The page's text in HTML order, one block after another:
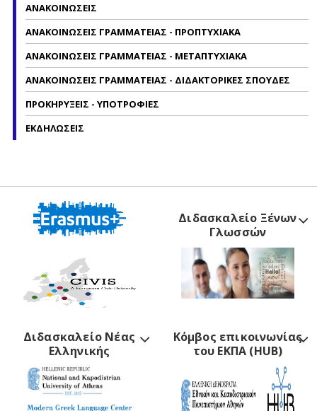
ΑΝΑΚΟΙΝΩΣΕΙΣ
ΑΝΑΚΟΙΝΩΣΕΙΣ ΓΡΑΜΜΑΤΕΙΑΣ - ΠΡΟΠΤΥΧΙΑΚΑ
ΑΝΑΚΟΙΝΩΣΕΙΣ ΓΡΑΜΜΑΤΕΙΑΣ - ΜΕΤΑΠΤΥΧΙΑΚΑ
ΑΝΑΚΟΙΝΩΣΕΙΣ ΓΡΑΜΜΑΤΕΙΑΣ - ΔΙΔΑΚΤΟΡΙΚΕΣ ΣΠΟΥΔΕΣ
ΠΡΟΚΗΡΥΞΕΙΣ - ΥΠΟΤΡΟΦΙΕΣ
ΕΚΔΗΛΩΣΕΙΣ
Διδασκαλείο Ξένων
Γλωσσών
Διδασκαλείο Νέας
Ελληνικής
Κόμβος επικοινωνίας
του ΕΚΠΑ (HUB)